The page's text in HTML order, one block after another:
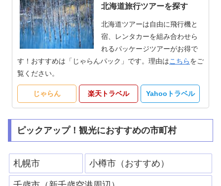
北海道旅行ツアーを探す
北海道ツアーは自由に飛行機と
宿、レンタカーを組み合わせら
れるパッケージツアーがお得で
す！おすすめは「じゃらんパック」です。理由はこちらをご
覧ください。
じゃらん 楽天トラベル Yahooトラベル
ピックアップ！観光におすすめの市町村
札幌市 小樽市（おすすめ）